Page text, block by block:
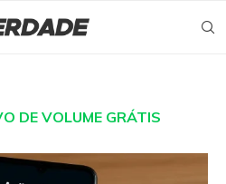
DE VOLUME GRÁTIS